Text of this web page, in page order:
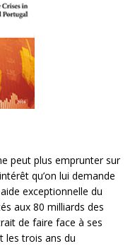
peut plus emprunter sur
qu’on lui demande
exceptionnelle du
aux 80 milliards des
de faire face à ses
les trois ans du